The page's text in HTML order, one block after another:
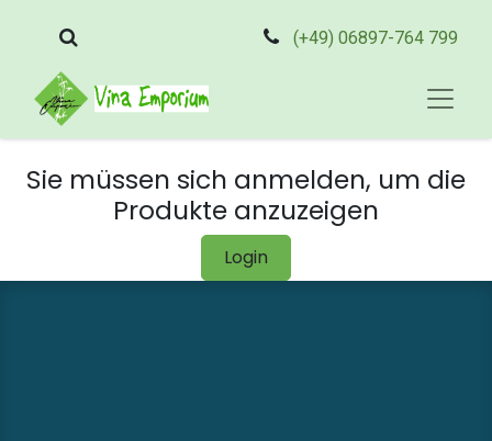
(+49) 06897-764 799
Sie müssen sich anmelden, um die
Produkte anzuzeigen
Login